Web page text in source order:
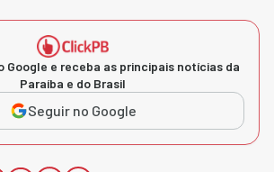
Google e receba as principais notícias da
Paraíba e do Brasil
Seguir no Google